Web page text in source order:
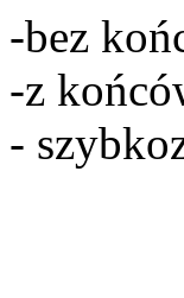
-bez
-z
-